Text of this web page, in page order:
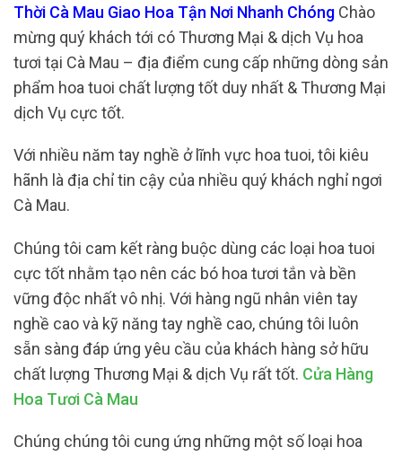
Thời Cà Mau Giao Hoa Tận Nơi Nhanh Chóng Chào
mừng quý khách tới có Thương Mại & dịch Vụ hoa
tươi tại Cà Mau – địa điểm cung cấp những dòng sản
phẩm hoa tuoi chất lượng tốt duy nhất & Thương Mại
dịch Vụ cực tốt.
Với nhiều năm tay nghề ở lĩnh vực hoa tuoi, tôi kiêu
hãnh là địa chỉ tin cậy của nhiều quý khách nghỉ ngơi
Cà Mau.
Chúng tôi cam kết ràng buộc dùng các loại hoa tuoi
cực tốt nhằm tạo nên các bó hoa tươi tắn và bền
vững độc nhất vô nhị. Với hàng ngũ nhân viên tay
nghề cao và kỹ năng tay nghề cao, chúng tôi luôn
sẵn sàng đáp ứng yêu cầu của khách hàng sở hữu
chất lượng Thương Mại & dịch Vụ rất tốt. Cửa Hàng
Hoa Tươi Cà Mau
Chúng chúng tôi cung ứng những một số loại hoa